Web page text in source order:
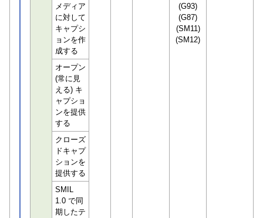
メディア
に対して
キャプシ
ョンを作
成する
(G93)
(G87)
(SM11)
(SM12)
オープン
(常に見
える) キ
ャプショ
ンを提供
する
クローズ
ドキャプ
ションを
提供する
SMIL
1.0 で同
期したテ